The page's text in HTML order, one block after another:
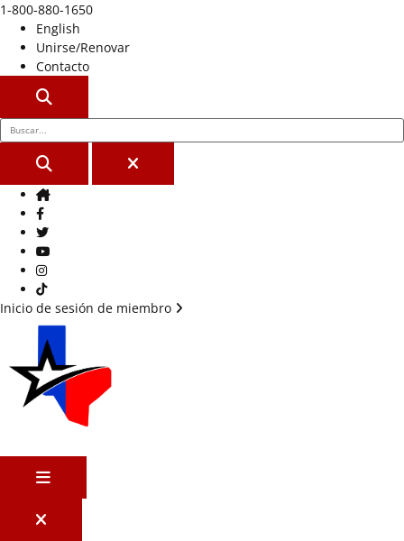
1-800-880-1650
English
Unirse/Renovar
Contacto
CERCA
Casa
Facebook
Gorjeo
YouTube
Instagram
Tik Tok
Inicio de sesión de miembro
MENÚ